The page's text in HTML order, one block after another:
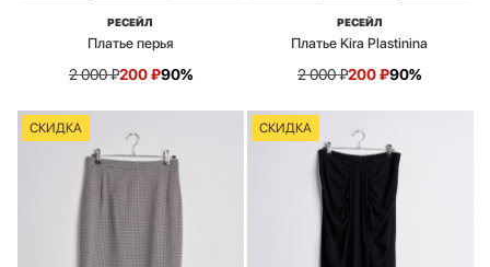
РЕСЕЙЛ
Платье перья
2 000₽200₽90%
РЕСЕЙЛ
Платье Kira Plastinina
2 000₽200₽90%
СКИДКА СКИДКА